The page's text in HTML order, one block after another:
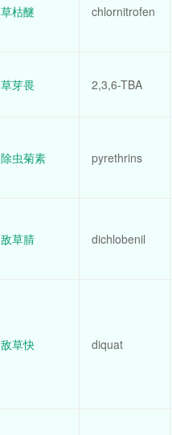
草枯醚 chlornitrofen
草芽畏 2,3,6-TBA
除虫菊素 pyrethrins
敌草腈 dichlobenil
敌草快 diquat